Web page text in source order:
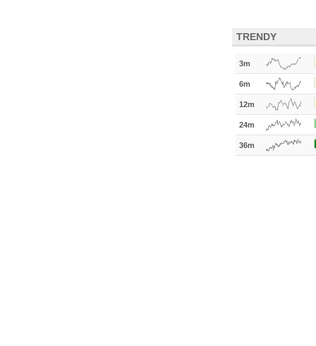
TRENDY
3m
6m
12m
24m
36m